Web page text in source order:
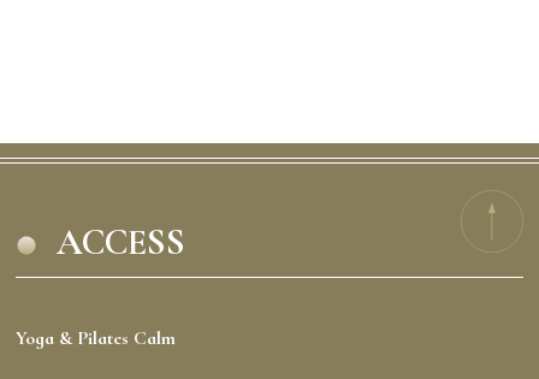
ACCESS
Yoga & Pilates Calm